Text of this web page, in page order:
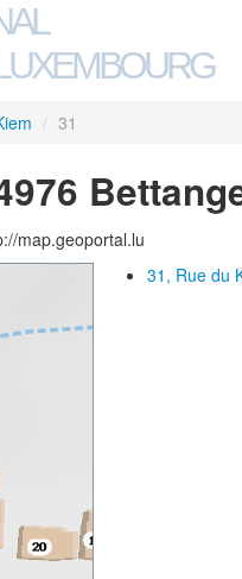
/ 31
map.geoportal.lu
31, Rue du